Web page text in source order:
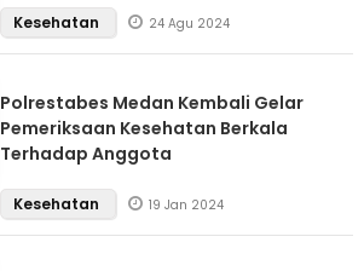
Kesehatan 24 Agu 2024
Polrestabes Medan Kembali Gelar
Pemeriksaan Kesehatan Berkala
Terhadap Anggota
Kesehatan 19 Jan 2024